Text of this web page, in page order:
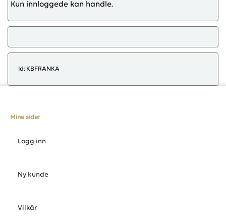
Kun innloggede kan handle.
Id: KBFRANKA
Mine sider
Logg inn
Ny kunde
Vilkår